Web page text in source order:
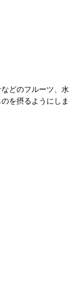
どのフルーツ、水
を摂るようにしま